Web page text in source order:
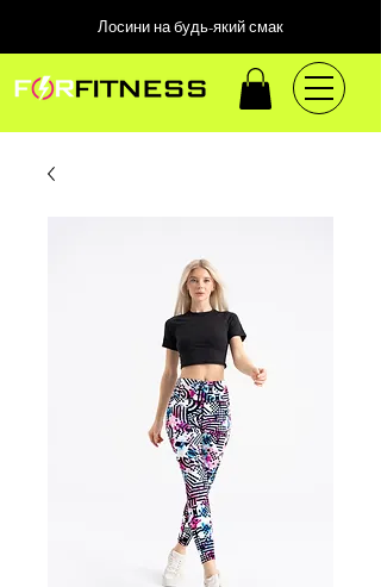
Лосини на будь-який смак